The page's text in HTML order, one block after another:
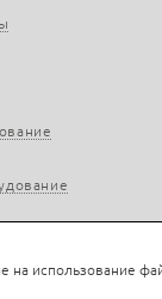
использование